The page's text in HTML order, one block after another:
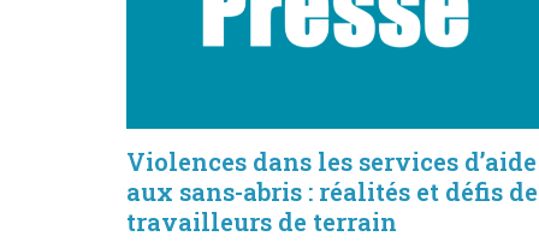
Violences dans les services d’aide
aux sans-abris : réalités et défis
travailleurs de terrain